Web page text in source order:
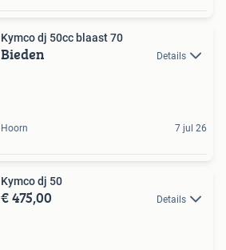
Kymco dj 50cc blaast 70
Bieden Details
Hoorn 7 jul 26
Kymco dj 50
€ 475,00 Details